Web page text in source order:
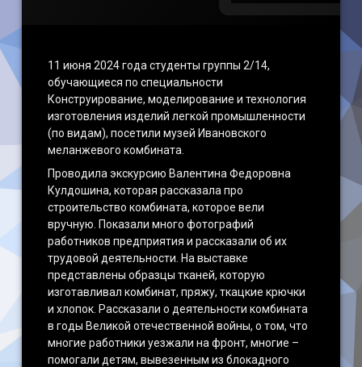
11 июня 2024 года студенты группы 2/14,
обучающиеся по специальности
Конструирование, моделирование и технология
изготовления изделий легкой промышленности
(по видам), посетили музей Ивановского
меланжевого комбината.
Проводила экскурсию Валентина Федоровна
Кулдошина, которая рассказала про
строительство комбината, которое вели
вручную. Показали много фотографий
работников предприятия и рассказали об их
трудовой деятельности. На выставке
представлены образцы тканей, которую
изготавливал комбинат, пряжу, ткацкие крючки
и хлопок. Рассказали о деятельности комбината
в годы Великой отечественной войны, о том, что
многие работники уезжали на фронт, многие –
помогали детям, вывезенным из блокадного